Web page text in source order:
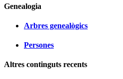
Genealogia
Arbres genealògics
Persones
Altres continguts recents